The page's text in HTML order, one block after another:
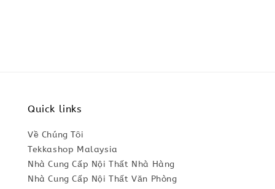
Quick links
Về Chúng Tôi
Tekkashop Malaysia
Nhà Cung Cấp Nội Thất Nhà Hàng
Nhà Cung Cấp Nội Thất Văn Phòng